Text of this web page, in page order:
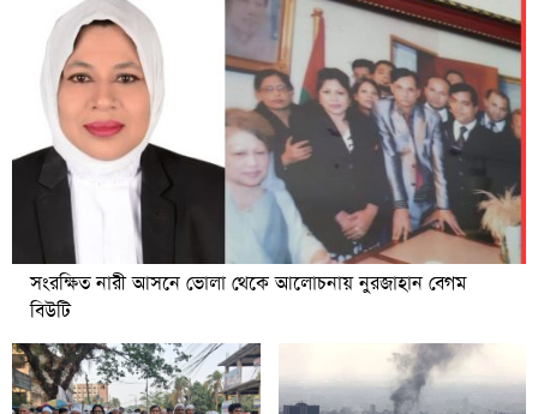
সংরক্ষিত নারী আসনে ভোলা থেকে আলোচনায় নুরজাহান বেগম
বিউটি